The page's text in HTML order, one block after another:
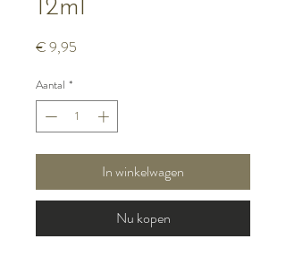
12ml
€ 9,95
Aantal *
In winkelwagen
Nu kopen